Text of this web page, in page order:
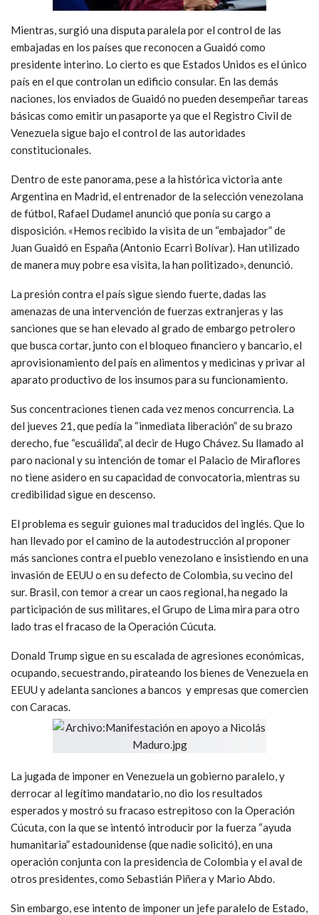
Mientras, surgió una disputa paralela por el control de las
embajadas en los países que reconocen a Guaidó como
presidente interino. Lo cierto es que Estados Unidos es el único
país en el que controlan un edificio consular. En las demás
naciones, los enviados de Guaidó no pueden desempeñar tareas
básicas como emitir un pasaporte ya que el Registro Civil de
Venezuela sigue bajo el control de las autoridades
constitucionales.
Dentro de este panorama, pese a la histórica victoria ante
Argentina en Madrid, el entrenador de la selección venezolana
de fútbol, Rafael Dudamel anunció que ponía su cargo a
disposición. «Hemos recibido la visita de un “embajador” de
Juan Guaidó en España (Antonio Ecarri Bolívar). Han utilizado
de manera muy pobre esa visita, la han politizado», denunció.
La presión contra el país sigue siendo fuerte, dadas las
amenazas de una intervención de fuerzas extranjeras y las
sanciones que se han elevado al grado de embargo petrolero
que busca cortar, junto con el bloqueo financiero y bancario, el
aprovisionamiento del país en alimentos y medicinas y privar al
aparato productivo de los insumos para su funcionamiento.
Sus concentraciones tienen cada vez menos concurrencia. La
del jueves 21, que pedía la “inmediata liberación” de su brazo
derecho, fue “escuálida”, al decir de Hugo Chávez. Su llamado al
paro nacional y su intención de tomar el Palacio de Miraflores
no tiene asidero en su capacidad de convocatoria, mientras su
credibilidad sigue en descenso.
El problema es seguir guiones mal traducidos del inglés. Que lo
han llevado por el camino de la autodestrucción al proponer
más sanciones contra el pueblo venezolano e insistiendo en una
invasión de EEUU o en su defecto de Colombia, su vecino del
sur. Brasil, con temor a crear un caos regional, ha negado la
participación de sus militares, el Grupo de Lima mira para otro
lado tras el fracaso de la Operación Cúcuta.
Donald Trump sigue en su escalada de agresiones económicas,
ocupando, secuestrando, pirateando los bienes de Venezuela en
EEUU y adelanta sanciones a bancos y empresas que comercien
con Caracas.
La jugada de imponer en Venezuela un gobierno paralelo, y
derrocar al legítimo mandatario, no dio los resultados
esperados y mostró su fracaso estrepitoso con la Operación
Cúcuta, con la que se intentó introducir por la fuerza “ayuda
humanitaria” estadounidense (que nadie solicitó), en una
operación conjunta con la presidencia de Colombia y el aval de
otros presidentes, como Sebastián Piñera y Mario Abdo.
Sin embargo, ese intento de imponer un jefe paralelo de Estado,